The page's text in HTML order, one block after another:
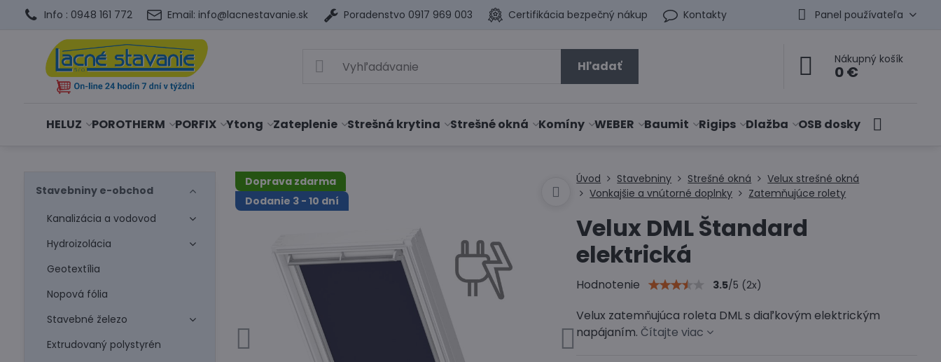
Info : 0948 161 772 Email: info@lacnestavanie.sk Poradenstvo 0917 969 003 Certifikácia bezpečný nákup Kontakty Panel používateľa
Hľadať Nákupný košík
0 €
HELUZ POROTHERM PORFIX Ytong Zateplenie Strešná krytina Strešné okná Komíny WEBER Baumit Rigips Dlažba OSB dosky
Doprava zdarma
Dodanie 3 - 10 dní
Úvod Stavebniny Strešné okná
Velux strešné okná
Vonkajšie a vnútorné doplnky
Zatemňujúce rolety
Velux DML Štandard
elektrická
Hodnotenie 3.5/5 (2x)
Velux zatemňujúca roleta DML s diaľkovým elektrickým
napájaním.Čítajte viac
Stavebniny e-obchod
Kanalizácia a vodovod
Hydroizolácia
Geotextília
Nopová fólia
Stavebné železo
Extrudovaný polystyrén